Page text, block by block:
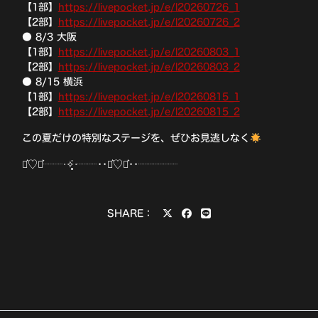
【1部】
https://livepocket.jp/e/l20260726_1
【2部】
https://livepocket.jp/e/l20260726_2
● 8/3 大阪
【1部】
https://livepocket.jp/e/l20260803_1
【2部】
https://livepocket.jp/e/l20260803_2
● 8/15 横浜
【1部】
https://livepocket.jp/e/l20260815_1
【2部】
https://livepocket.jp/e/l20260815_2
この夏だけの特別なステージを、ぜひお見逃しなく
⋆͛♡⋆͛┈┈‧✧̣̥̇‧┈┈••⋆͛♡⋆͛••┈┈┈┈
SHARE：